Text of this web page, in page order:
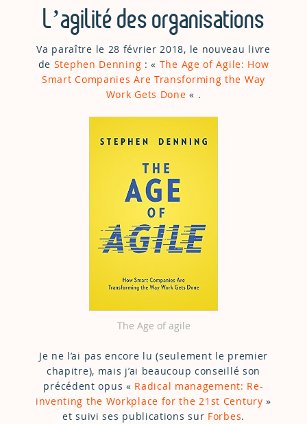
L’agilité des organisations
Va paraître le 28 février 2018, le nouveau livre
de Stephen Denning : « The Age of Agile: How
Smart Companies Are Transforming the Way
Work Gets Done« .
The Age of agile
Je ne l’ai pas encore lu (seulement le premier
chapitre), mais j’ai beaucoup conseillé son
précédent opus « Radical management: Re-
inventing the Workplace for the 21st Century »
et suivi ses publications sur Forbes.